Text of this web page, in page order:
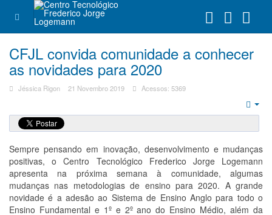
CFJL convida comunidade a conhecer
as novidades para 2020
Jéssica Rigon 21 Novembro 2019 Acessos: 5369
Sempre pensando em inovação, desenvolvimento e mudanças
positivas, o Centro Tecnológico Frederico Jorge Logemann
apresenta na próxima semana à comunidade, algumas
mudanças nas metodologias de ensino para 2020. A grande
novidade é a adesão ao Sistema de Ensino Anglo para todo o
Ensino Fundamental e 1º e 2º ano do Ensino Médio, além da